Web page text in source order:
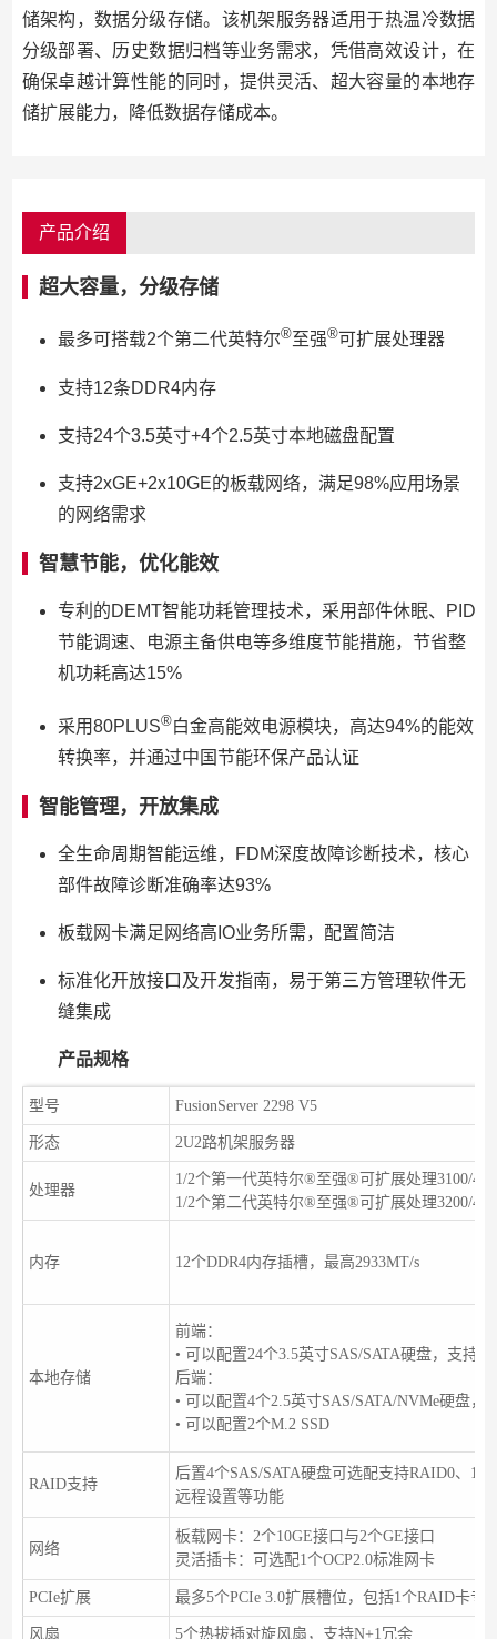
储架构，数据分级存储。该机架服务器适用于热温冷数据
分级部署、历史数据归档等业务需求，凭借高效设计，在
确保卓越计算性能的同时，提供灵活、超大容量的本地存
储扩展能力，降低数据存储成本。
产品介绍
超大容量，分级存储
最多可搭载2个第二代英特尔®至强®可扩展处理器
支持12条DDR4内存
支持24个3.5英寸+4个2.5英寸本地磁盘配置
支持2xGE+2x10GE的板载网络，满足98%应用场景
的网络需求
智慧节能，优化能效
专利的DEMT智能功耗管理技术，采用部件休眠、PID
节能调速、电源主备供电等多维度节能措施，节省整
机功耗高达15%
采用80PLUS®白金高能效电源模块，高达94%的能效
转换率，并通过中国节能环保产品认证
智能管理，开放集成
全生命周期智能运维，FDM深度故障诊断技术，核心
部件故障诊断准确率达93%
板载网卡满足网络高IO业务所需，配置简洁
标准化开放接口及开发指南，易于第三方管理软件无
缝集成
产品规格
型号 FusionServer 2298 V5
形态 2U2路机架服务器
处理器
1/2个第一代英特尔®至强®可扩展处理3100/
1/2个第二代英特尔®至强®可扩展处理3200/
内存 12个DDR4内存插槽，最高2933MT/s
本地存储
前端：
• 可以配置24个3.5英寸SAS/SATA硬盘，支持
后端：
• 可以配置4个2.5英寸SAS/SATA/NVMe硬盘，
• 可以配置2个M.2 SSD
RAID支持
后置4个SAS/SATA硬盘可选配支持RAID0、1
远程设置等功能
网络
板载网卡：2个10GE接口与2个GE接口
灵活插卡：可选配1个OCP2.0标准网卡
PCIe扩展 最多5个PCIe 3.0扩展槽位，包括1个RAID卡专
风扇 5个热拔插对旋风扇，支持N+1冗余